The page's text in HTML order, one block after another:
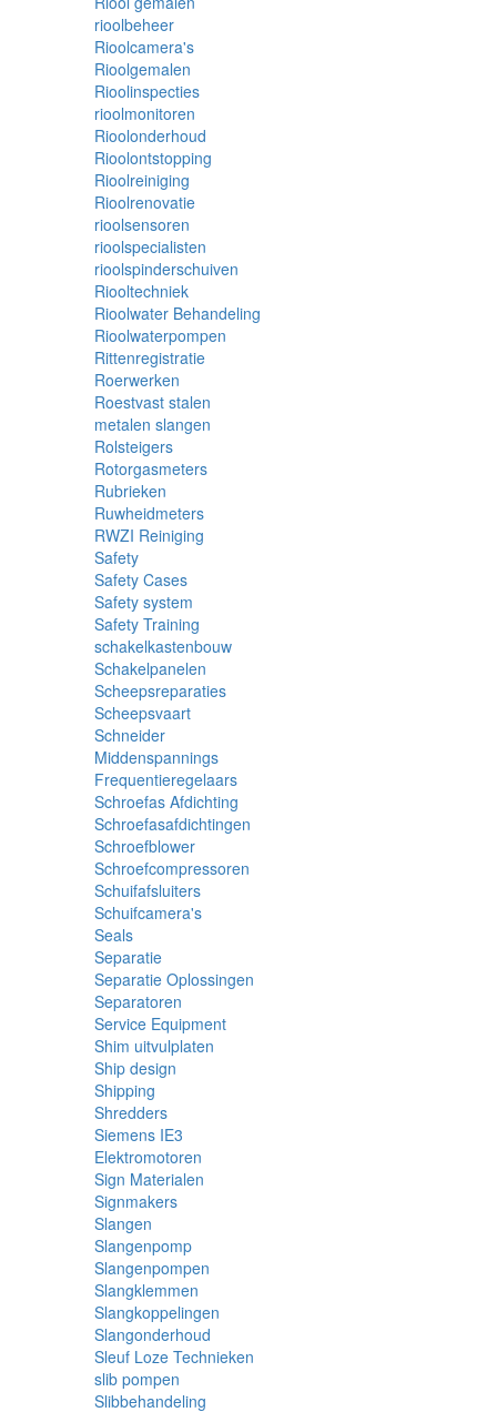
rioolbeheer
Rioolcamera's
Rioolgemalen
Rioolinspecties
rioolmonitoren
Rioolonderhoud
Rioolontstopping
Rioolreiniging
Rioolrenovatie
rioolsensoren
rioolspecialisten
rioolspinderschuiven
Riooltechniek
Rioolwater Behandeling
Rioolwaterpompen
Rittenregistratie
Roerwerken
Roestvast stalen
metalen slangen
Rolsteigers
Rotorgasmeters
Rubrieken
Ruwheidmeters
RWZI Reiniging
Safety
Safety Cases
Safety system
Safety Training
schakelkastenbouw
Schakelpanelen
Scheepsreparaties
Scheepsvaart
Schneider
Middenspannings
Frequentieregelaars
Schroefas Afdichting
Schroefasafdichtingen
Schroefblower
Schroefcompressoren
Schuifafsluiters
Schuifcamera's
Seals
Separatie
Separatie Oplossingen
Separatoren
Service Equipment
Shim uitvulplaten
Ship design
Shipping
Shredders
Siemens IE3
Elektromotoren
Sign Materialen
Signmakers
Slangen
Slangenpomp
Slangenpompen
Slangklemmen
Slangkoppelingen
Slangonderhoud
Sleuf Loze Technieken
slib pompen
Slibbehandeling